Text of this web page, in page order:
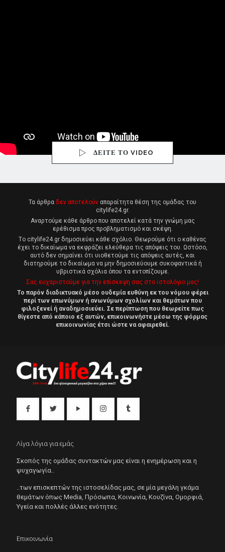
ΔΕΙΤΕ ΤΟ VIDEO
Τα άρθρα δεν αποτελούν απαραίτητα θέση της ομάδας του
citylife24.gr.
Αναρτούμε κάθε άρθρο που αποτελεί κατά την γνώμη μας
ερέθισμα προς προβληματισμό και σκέψη.
Tο citylife24.gr δημοσιεύει κάθε σχόλιο. Θεωρούμε ότι ο καθένας
έχει το δικαίωμα να εκφράζει ελεύθερα τις απόψεις του. Ωστόσο,
αυτό δεν σημαίνει ότι υιοθετούμε τις απόψεις αυτές, και
διατηρούμε το δικαίωμα να μην δημοσιεύουμε συκοφαντικά ή
υβριστικά σχόλια όπου τα εντοπίζουμε.
Σας ευχαριστούμε για την επίσκεψη σας στο ιστολόγιο μας!
Το παρόν διαδικτυακό μέσο ουδεμία ευθύνη εκ του νόμου φέρει
περί των επωνύμων ή ανωνύμων σχολίων και θεμάτων που
φιλοξενεί ή αναδημοσιεύει. Σε περίπτωση που θεωρείτε πως
θίγεστε από κάποιο εξ αυτών, επικοινωνήστε μέσω της φόρμας
επικοινωνίας έτσι ώστε να αφαιρεθεί.
Λίγα λόγια για εμάς
Σκοπός της ομάδας συντακτών μας είναι η ενημέρωση και η
ψυχαγωγία..
..των επισκεπτών της ιστοσελίδας μας, σε μία μεγάλη γκάμα
θεμάτων όπως Μedia, Πρόσωπα, Κοινωνία, Κουζίνα, Ομορφιά,
Υγεία και πολλές άλλες ενότητες.
Επικοινωνία